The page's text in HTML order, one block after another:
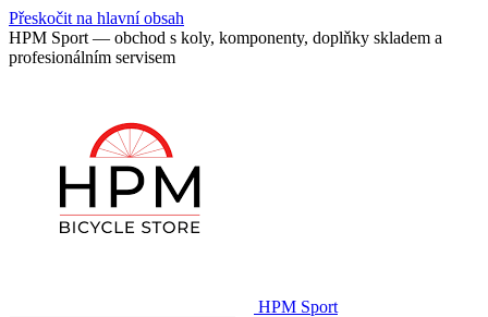
Přeskočit na hlavní obsah
HPM Sport — obchod s koly, komponenty, doplňky skladem a
profesionálním servisem
HPM Sport